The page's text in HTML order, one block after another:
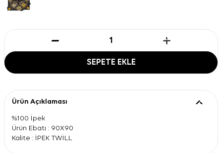
SEPETE EKLE
Ürün Açıklaması
%100 İpek
Ürün Ebatı : 90X90
Kalite : İPEK TWİLL